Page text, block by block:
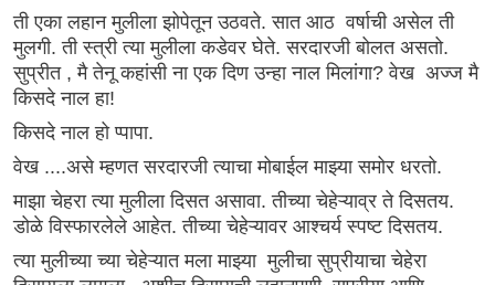
ती एका लहान मुलीला झोपेतून उठवते. सात आठ वर्षाची असेल ती
मुलगी. ती स्त्री त्या मुलीला कडेवर घेते. सरदारजी बोलत असतो.
सुप्रीत , मै तेनू कहांसी ना एक दिण उन्हा नाल मिलांगा? वेख अज्ज मै
किसदे नाल हा!
किसदे नाल हो प्पापा.
वेख ....असे म्हणत सरदारजी त्याचा मोबाईल माझ्या समोर धरतो.
माझा चेहरा त्या मुलीला दिसत असावा. तीच्या चेहेऱ्याव्र ते दिसतय.
डोळे विस्फारलेले आहेत. तीच्या चेहेऱ्यावर आश्चर्य स्पष्ट दिसतय.
त्या मुलीच्या च्या चेहेऱ्यात मला माझ्या मुलीचा सुप्रीयाचा चेहेरा